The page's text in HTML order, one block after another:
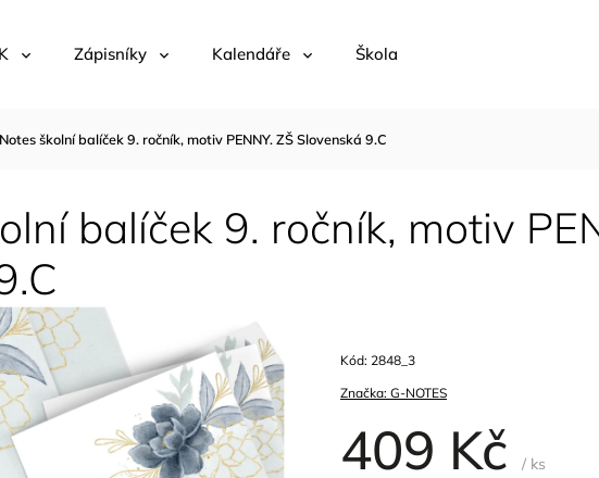
Zápisníky Kalendáře Škola
školní balíček 9. ročník, motiv PENNY. ZŠ Slovenská 9.C
balíček 9. ročník, motiv
Značka: G-NOTES
409 Kč / ks
Kód: 2848_3